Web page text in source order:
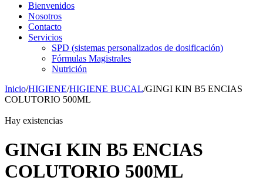
Bienvenidos
Nosotros
Contacto
Servicios
SPD (sistemas personalizados de dosificación)
Fórmulas Magistrales
Nutrición
Inicio/HIGIENE/HIGIENE BUCAL/GINGI KIN B5 ENCIAS
COLUTORIO 500ML
Hay existencias
GINGI KIN B5 ENCIAS
COLUTORIO 500ML